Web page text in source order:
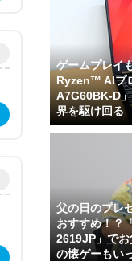
ゲームプレイ
Ryzen™ AIプ
A7G60BK-D
界を駆け回る
父の日のプレ
おすすめ！？
2619JP」で
の懐ゲーもい